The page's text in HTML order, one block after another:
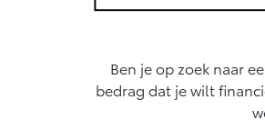
Ben je op zoek naar
bedrag dat je wilt